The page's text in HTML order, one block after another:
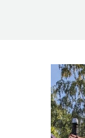
on jaettu lauantai